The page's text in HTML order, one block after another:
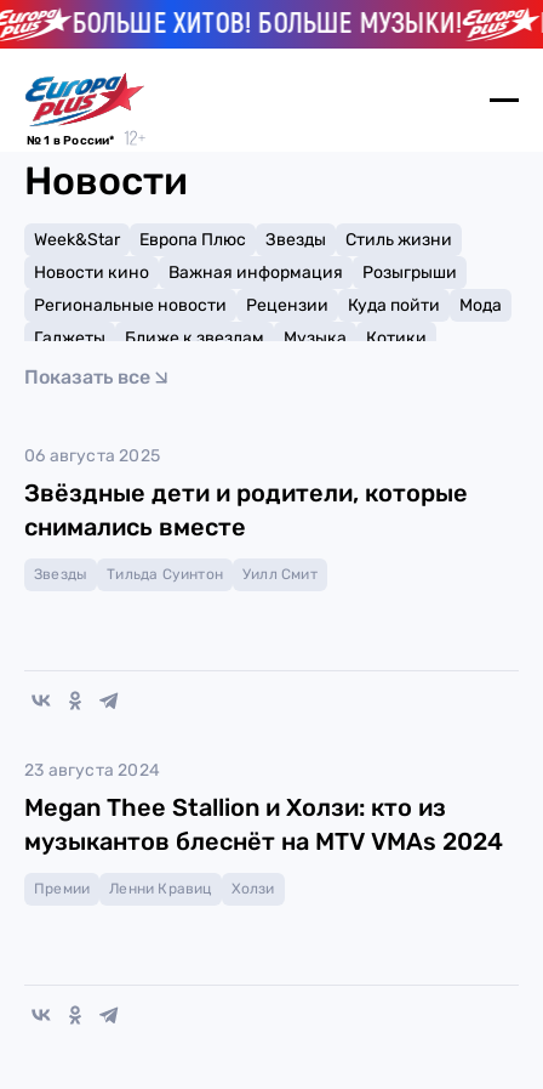
БОЛЬШЕ ХИТОВ! БОЛЬШЕ МУЗЫКИ!
№ 1 в России*
Новости
Week&Star Европа Плюс Звезды
Стиль жизни
Новости кино
Важная информация
Розыгрыши
Региональные новости
Рецензии Куда пойти
Мода
Гаджеты
Ближе к звездам Музыка
Котики
Мемы и тренды
Показать все
06 августа 2025
Звёздные дети и родители, которые
снимались вместе
Звезды Тильда Суинтон Уилл Смит
23 августа 2024
Megan Thee Stallion и Холзи: кто из
музыкантов блеснёт на MTV VMAs 2024
Премии Ленни Кравиц Холзи